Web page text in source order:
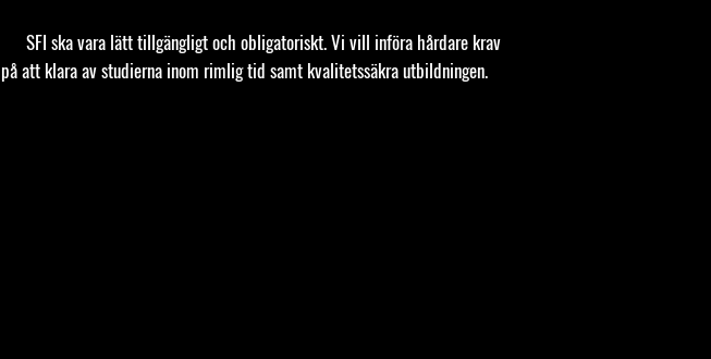
SFI ska vara lätt tillgängligt och obligatoriskt. Vi vill införa hårdare krav
på att klara av studierna inom rimlig tid samt kvalitetssäkra utbildningen.